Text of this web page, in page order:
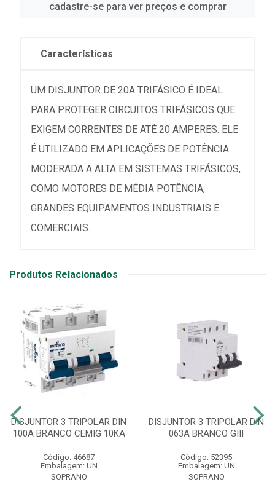
cadastre-se para ver preços e comprar
Características
UM DISJUNTOR DE 20A TRIFÁSICO É IDEAL
PARA PROTEGER CIRCUITOS TRIFÁSICOS QUE
EXIGEM CORRENTES DE ATÉ 20 AMPERES. ELE
É UTILIZADO EM APLICAÇÕES DE POTÊNCIA
MODERADA A ALTA EM SISTEMAS TRIFÁSICOS,
COMO MOTORES DE MÉDIA POTÊNCIA,
GRANDES EQUIPAMENTOS INDUSTRIAIS E
COMERCIAIS.
Produtos Relacionados
DISJUNTOR 3 TRIPOLAR DIN
100A BRANCO CEMIG 10KA
Código: 46687
Embalagem: UN
SOPRANO
DISJUNTOR 3 TRIPOLAR DIN
063A BRANCO GIII
Código: 52395
Embalagem: UN
SOPRANO